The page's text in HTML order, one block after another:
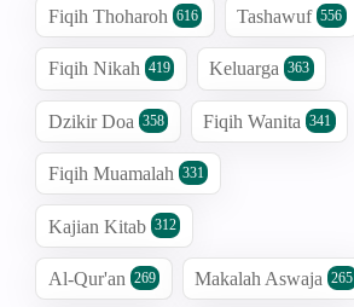
Fiqih Thoharoh 616 Tashawuf 556
Fiqih Nikah 419 Keluarga 363
Dzikir Doa 358 Fiqih Wanita 341
Fiqih Muamalah 331
Kajian Kitab 312
Al-Qur'an 269 Makalah Aswaja 265